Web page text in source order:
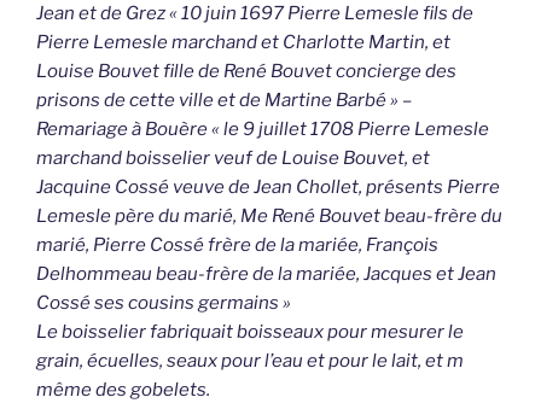
Jean et de Grez « 10 juin 1697 Pierre Lemesle fils de
Pierre Lemesle marchand et Charlotte Martin, et
Louise Bouvet fille de René Bouvet concierge des
prisons de cette ville et de Martine Barbé » –
Remariage à Bouère « le 9 juillet 1708 Pierre Lemesle
marchand boisselier veuf de Louise Bouvet, et
Jacquine Cossé veuve de Jean Chollet, présents Pierre
Lemesle père du marié, Me René Bouvet beau-frère du
marié, Pierre Cossé frère de la mariée, François
Delhommeau beau-frère de la mariée, Jacques et Jean
Cossé ses cousins germains »
Le boisselier fabriquait boisseaux pour mesurer le
grain, écuelles, seaux pour l’eau et pour le lait, et m
même des gobelets.